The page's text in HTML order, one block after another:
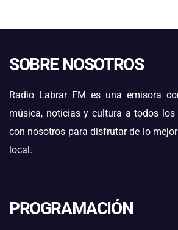
SOBRE NOSOTROS
Radio Labrar FM es una emisora
música, noticias y cultura a todos los
con nosotros para disfrutar de lo
local.
PROGRAMACIÓN